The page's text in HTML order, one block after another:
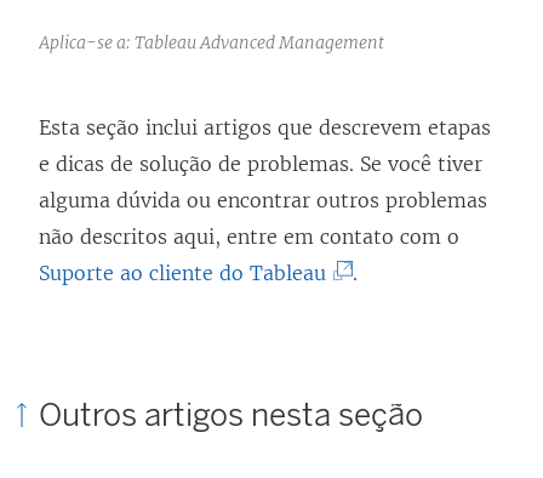
Aplica-se a: Tableau Advanced Management
Esta seção inclui artigos que descrevem etapas
e dicas de solução de problemas. Se você tiver
alguma dúvida ou encontrar outros problemas
não descritos aqui, entre em contato com o
Suporte ao cliente do Tableau
n
.
Outros artigos nesta seção